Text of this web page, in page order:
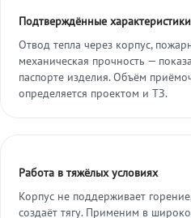
Подтверждённые характеристики
Отвод тепла через корпус,
механическая прочность —
паспорте изделия. Объём
определяется проектом и ТЗ.
Работа в тяжёлых условиях
Корпус не поддерживает
создаёт тягу. Применим в